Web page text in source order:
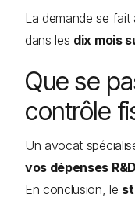
La demande se fait
dans les dix mois
Que se
contrôle
Un avocat
vos dépenses R&D
En conclusion, le